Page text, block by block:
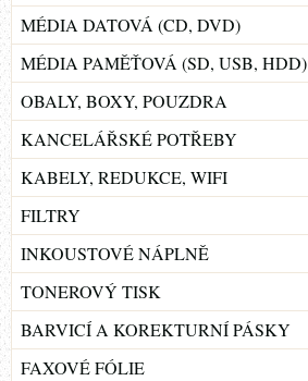
MÉDIA DATOVÁ (CD, DVD)
MÉDIA PAMĚŤOVÁ (SD, USB, HDD)
OBALY, BOXY, POUZDRA
KANCELÁŘSKÉ POTŘEBY
KABELY, REDUKCE, WIFI
FILTRY
INKOUSTOVÉ NÁPLNĚ
TONEROVÝ TISK
BARVICÍ A KOREKTURNÍ PÁSKY
FAXOVÉ FÓLIE